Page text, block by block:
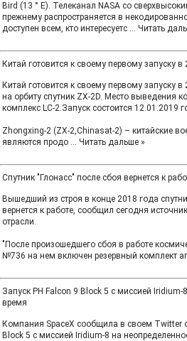
Bird (13 ° E). Телеканал NASA со
прежнему распространяется в
доступен всем, кто интересуетс ... Читать
Китай готовится к своему первому запуску в
Китай готовится к своему первому запуску
на орбиту спутник ZX-2D. Место выведения
комплекс LC-2.Запуск состоится 12.01.2019
Zhongxing-2 (ZX-2,Chinasat-2) – китайские
являются продо ... Читать дальше »
Спутник "Глонасс" после сбоя вернется к
Вышедший из строя в конце 2018 года
вернется к работе, сообщил сегодня
отрасли.
"После произошедшего сбоя в работе
№736 на нем включен резервный комплект
Запуск РН Falcon 9 Block 5 с миссией Iridium-
время
Компания SpaceX сообщила в своем Twitter
Block 5 с миссией Iridium-8 на